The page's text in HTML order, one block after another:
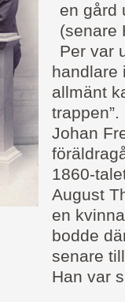
en gård
(senare
Per var
handlare
allmänt
trappen”.
Johan
1860-
August
en
bodde
senare
Han var